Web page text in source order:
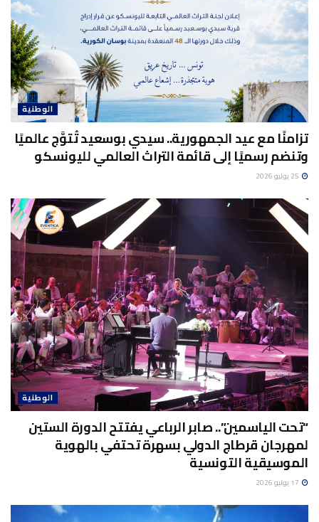
الوطنية
تزامنًا مع عيد الجمهورية.. سيدي بوسعيد تُتوَّج عالميًا
وتنضم رسميًا إلى قائمة التراث العالمي لليونسكو
الوطنية
“تحت الياسمين”.. صابر الرباعي يفتتح الدورة الستين
لمهرجان قرطاج الدولي بسهرة تحتفي بالهوية
الموسيقية التونسية